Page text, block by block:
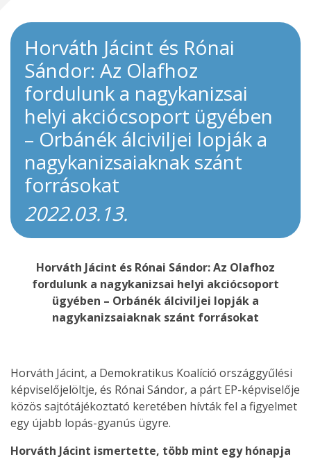
Horváth Jácint és Rónai
Sándor: Az Olafhoz
fordulunk a nagykanizsai
helyi akciócsoport ügyében
– Orbánék álciviljei lopják a
nagykanizsaiaknak szánt
forrásokat
2022.03.13.
Horváth Jácint és Rónai Sándor: Az Olafhoz
fordulunk a nagykanizsai helyi akciócsoport
ügyében – Orbánék álciviljei lopják a
nagykanizsaiaknak szánt forrásokat
Horváth Jácint, a Demokratikus Koalíció országgyűlési
képviselőjelöltje, és Rónai Sándor, a párt EP-képviselője
közös sajtótájékoztató keretében hívták fel a figyelmet
egy újabb lopás-gyanús ügyre.
Horváth Jácint ismertette, több mint egy hónapja